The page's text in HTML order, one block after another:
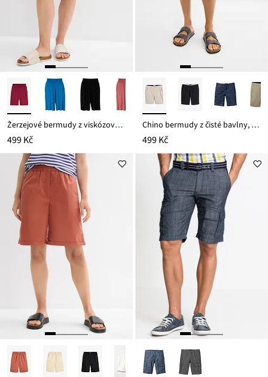
Žerzejové bermudy z viskózové směsi
499 Kč
Chino bermudy z čisté bavlny, Regular Fit
499 Kč